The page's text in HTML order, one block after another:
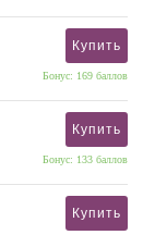
Купить
Бонус: 169 баллов
Купить
Бонус: 133 баллов
Купить